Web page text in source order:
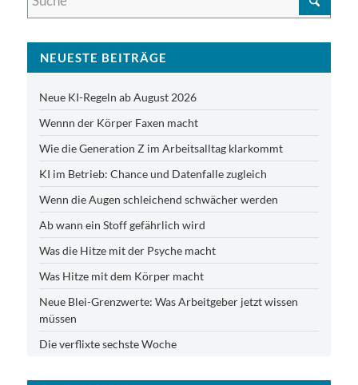
NEUESTE BEITRÄGE
Neue KI-Regeln ab August 2026
Wennn der Körper Faxen macht
Wie die Generation Z im Arbeitsalltag klarkommt
KI im Betrieb: Chance und Datenfalle zugleich
Wenn die Augen schleichend schwächer werden
Ab wann ein Stoff gefährlich wird
Was die Hitze mit der Psyche macht
Was Hitze mit dem Körper macht
Neue Blei-Grenzwerte: Was Arbeitgeber jetzt wissen
müssen
Die verflixte sechste Woche